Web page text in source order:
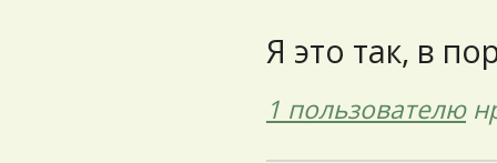
Я это так, в
1 пользователю